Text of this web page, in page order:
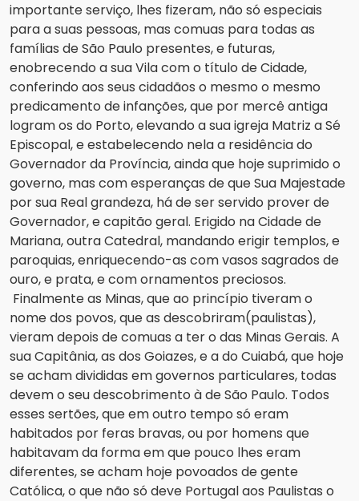
importante serviço, lhes fizeram, não só especiais
para a suas pessoas, mas comuas para todas as
famílias de São Paulo presentes, e futuras,
enobrecendo a sua Vila com o título de Cidade,
predicamento de infanções, que por mercê antiga
logram os do Porto, elevando a sua igreja Matriz a Sé
Episcopal, e estabelecendo nela a residência do
Governador da Província, ainda que hoje suprimido o
governo, mas com esperanças de que Sua Majestade
por sua Real grandeza, há de ser servido prover de
Governador, e capitão geral. Erigido na Cidade de
Mariana, outra Catedral, mandando erigir templos, e
paroquias, enriquecendo-as com vasos sagrados de
ouro, e prata, e com ornamentos preciosos.
Finalmente as Minas, que ao princípio tiveram o
nome dos povos, que as descobriram(paulistas),
vieram depois de comuas a ter o das Minas Gerais. A
sua Capitânia, as dos Goiazes, e a do Cuiabá, que hoje
se acham divididas em governos particulares, todas
devem o seu descobrimento à de São Paulo. Todos
esses sertões, que em outro tempo só eram
habitados por feras bravas, ou por homens que
habitavam da forma em que pouco lhes eram
diferentes, se acham hoje povoados de gente
Católica, o que não só deve Portugal aos Paulistas o